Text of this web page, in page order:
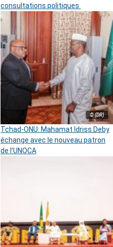
consultations politiques
© (DR)
Tchad-ONU: Mahamat Idriss Deby
échange avec le nouveau patron
de l’UNOCA